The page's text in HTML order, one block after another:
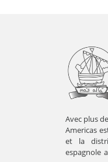
Avec plus
Americas
et la
espagnole